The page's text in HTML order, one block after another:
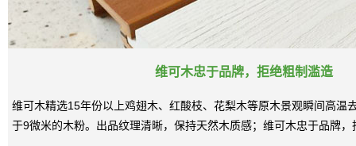
维可木忠于品牌，拒绝粗制滥造
维可木精选15年份以上鸡翅木、红酸枝、花梨木等原木景观瞬间高温
于9微米的木粉。出品纹理清晰，保持天然木质感；维可木忠于品牌，